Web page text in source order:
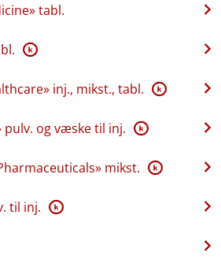
tabl.
K
inj., mikst., tabl. K
pulv. og væske til inj. K
mikst. K
til inj. K